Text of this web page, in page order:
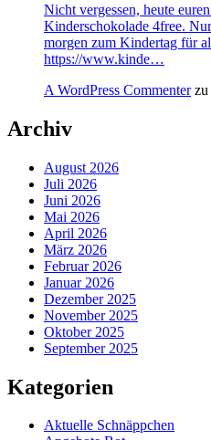
Nicht vergessen, heute
Kinderschokolade 4free.
morgen zum Kindertag für
https://www.kinde…
A WordPress Commenterzu
Archiv
August 2026
Juli 2026
Juni 2026
Mai 2026
April 2026
März 2026
Februar 2026
Januar 2026
Dezember 2025
November 2025
Oktober 2025
September 2025
Kategorien
Aktuelle Schnäppchen